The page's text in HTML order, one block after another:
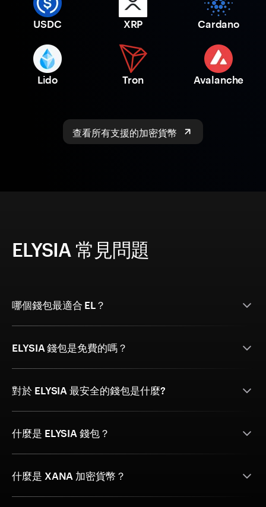
USDC XRP Cardano
Lido Tron Avalanche
查看所有支援的加密貨幣
ELYSIA 常見問題
哪個錢包最適合 EL？
ELYSIA 錢包是免費的嗎？
對於 ELYSIA 最安全的錢包是什麼?
什麼是 ELYSIA 錢包？
什麼是 XANA 加密貨幣？